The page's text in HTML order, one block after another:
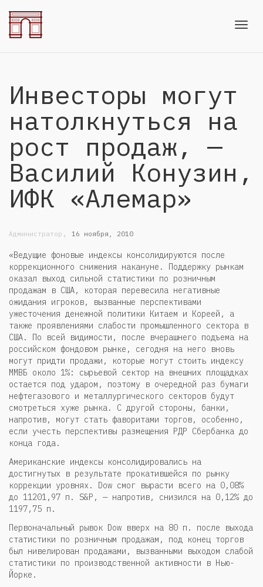
Инвесторы могут
натолкнуться на
рост продаж, —
Василий Конузин,
ИФК «Алемар»
Администратор , 16 ноября, 2010
«Ведущие фоновые индексы консолидируются после
коррекционного снижения накануне. Поддержку рынкам
оказал выход сильной статистики по розничным
продажам в США, которая перевесила негативные
ожидания игроков, вызванные перспективами
ужесточения денежной политики Китаем и Кореей, а
также проявлениями слабости промышленного сектора в
США. По всей видимости, после вчерашнего подъема на
российском фондовом рынке, сегодня на него вновь
могут придти продажи, которые могут стоить индексу
ММВБ около 1%: сырьевой сектор на внешних площадках
остается под ударом, поэтому в очередной раз бумаги
нефтегазового и металлургического секторов будут
смотреться хуже рынка. С другой стороны, банки,
напротив, могут стать фаворитами торгов, особенно,
если учесть перспективы размещения РДР Сбербанка до
конца года.
Американские индексы консолидировались на
достигнутых в результате прокатившейся по рынку
коррекции уровнях. Dow смог вырасти всего на 0,08%
до 11201,97 п. S&P, — напротив, снизился на 0,12% до
1197,75 п.
Первоначальный рывок Dow вверх на 80 п. после выхода
статистики по розничным продажам, под конец торгов
был нивелирован продажами, вызванными выходом слабой
статистики по производственной активности в Нью-
Йорке.